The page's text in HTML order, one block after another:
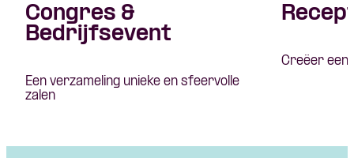
Congres &
Bedrijfsevent
Een verzameling unieke en sfeervolle
zalen
Creëer een